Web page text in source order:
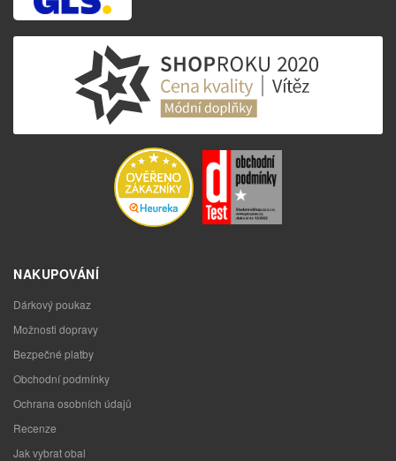
NAKUPOVÁNÍ
Dárkový poukaz
Možnosti dopravy
Bezpečné platby
Obchodní podmínky
Ochrana osobních údajů
Recenze
Jak vybrat obal